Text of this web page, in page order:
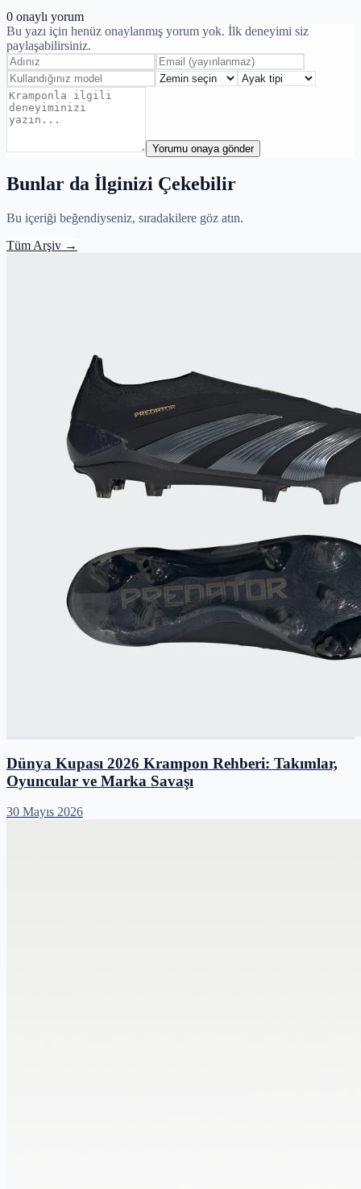
0 onaylı yorum
Bu yazı için henüz onaylanmış yorum yok. İlk deneyimi siz
paylaşabilirsiniz.
Yorumu onaya gönder
Bunlar da İlginizi Çekebilir
Bu içeriği beğendiyseniz, sıradakilere göz atın.
Tüm Arşiv →
Dünya Kupası 2026 Krampon Rehberi: Takımlar,
Oyuncular ve Marka Savaşı
30 Mayıs 2026